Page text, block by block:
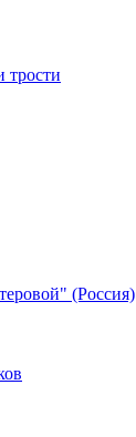
трости
(Россия)